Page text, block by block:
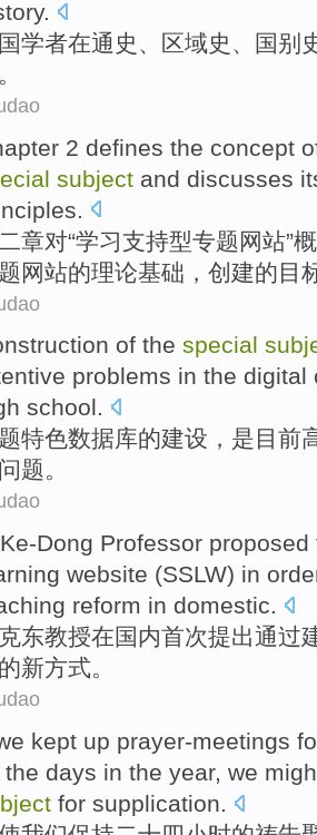
.
学者在通史 、 区域史 、
国别
2 defines the concept
subject and discusses
章对“学习支持型专题网站”
网站的理论基础 ，创建的目
of the special
problems in the digital
school.
特色数据库的建设 ， 是目前
问题。
Ke-Dong Professor proposed
website (SSLW) in
reform in domestic.
东教授在国内首次提出通过
的新方式。
kept up prayer-meetings
the days in the year, we
for supplication.